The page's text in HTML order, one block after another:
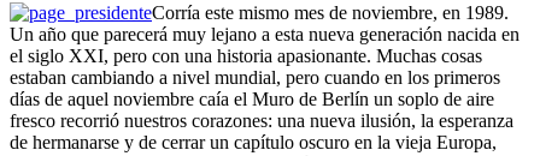
Corría este mismo mes de noviembre, en 1989.
Un año que parecerá muy lejano a esta nueva generación nacida en
el siglo XXI, pero con una historia apasionante. Muchas cosas
estaban cambiando a nivel mundial, pero cuando en los primeros
días de aquel noviembre caía el Muro de Berlín un soplo de aire
fresco recorrió nuestros corazones: una nueva ilusión, la esperanza
de hermanarse y de cerrar un capítulo oscuro en la vieja Europa,